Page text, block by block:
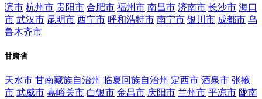
滨市 杭州市 贵阳市 合肥市 福州市 南昌市 济南市 长沙市 海口
市 武汉市 昆明市 西宁市 呼和浩特市 南宁市 银川市 成都市 乌
鲁木齐市
甘肃省
天水市 甘南藏族自治州 临夏回族自治州 定西市 酒泉市 张掖
市 武威市 嘉峪关市 白银市 金昌市 庆阳市 兰州市 平凉市 陇南